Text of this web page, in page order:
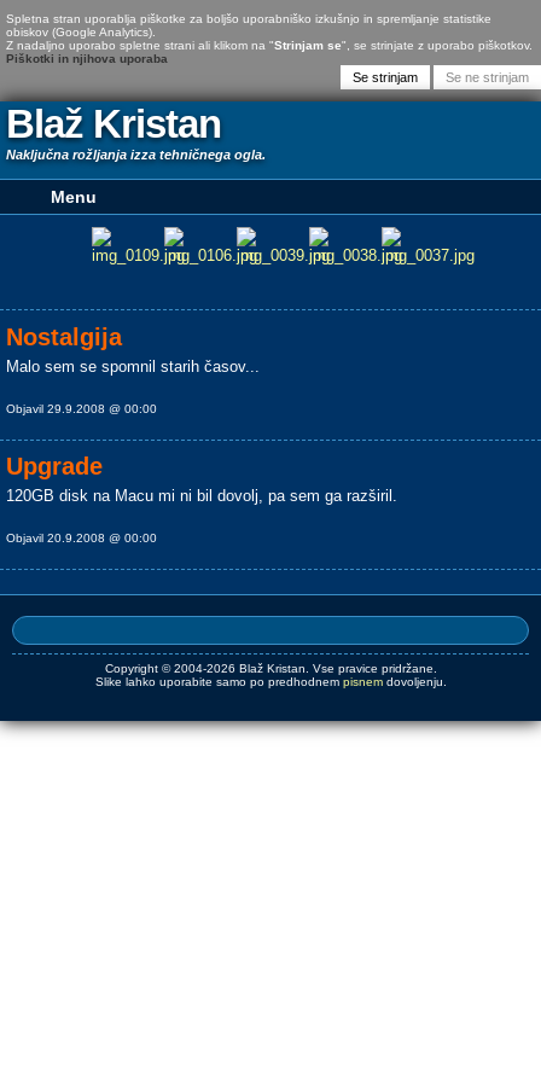
Spletna stran uporablja piškotke za boljšo uporabniško izkušnjo in spremljanje statistike
obiskov (Google Analytics).
Z nadaljno uporabo spletne strani ali klikom na "Strinjam se", se strinjate z uporabo piškotkov.
Piškotki in njihova uporaba
Blaž Kristan
Naključna rožljanja izza tehničnega ogla.
Nostalgija
Malo sem se spomnil starih časov...
Objavil 29.9.2008 @ 00:00
Upgrade
120GB disk na Macu mi ni bil dovolj, pa sem ga razširil.
Objavil 20.9.2008 @ 00:00
Copyright © 2004-2026 Blaž Kristan. Vse pravice pridržane.
Slike lahko uporabite samo po predhodnem pisnemdovoljenju.